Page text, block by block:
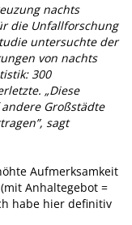
nachts
die Unfallforschung
untersuchte der
von nachts
300
„Diese
Großstädte
sagt
Aufmerksamkeit
Anhaltegebot =
habe hier definitiv